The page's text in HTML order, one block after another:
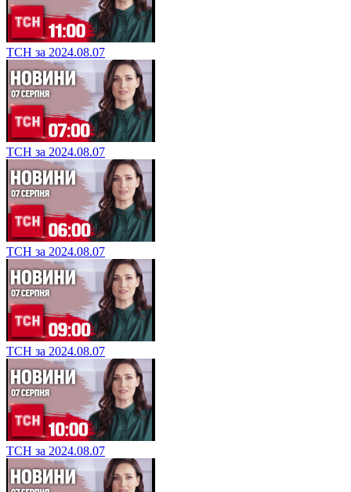
ТСН за 2024.08.07
ТСН за 2024.08.07
ТСН за 2024.08.07
ТСН за 2024.08.07
ТСН за 2024.08.07